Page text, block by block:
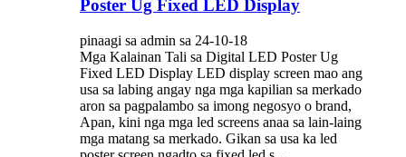
Poster Ug Fixed LED Display
pinaagi sa admin sa 24-10-18
Mga Kalainan Tali sa Digital LED Poster Ug
Fixed LED Display LED display screen mao ang
usa sa labing angay nga mga kapilian sa merkado
aron sa pagpalambo sa imong negosyo o brand,
Apan, kini nga mga led screens anaa sa lain-laing
mga matang sa merkado. Gikan sa usa ka led